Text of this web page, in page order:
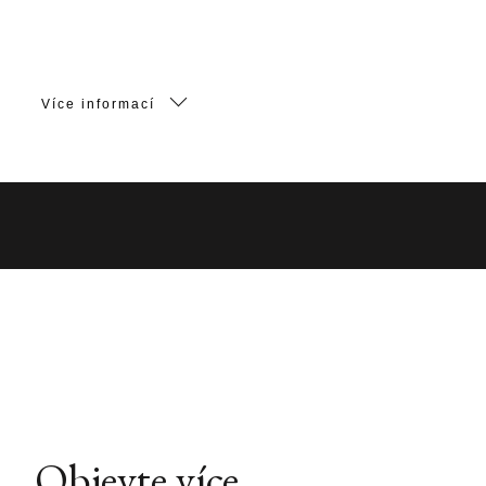
Více informací